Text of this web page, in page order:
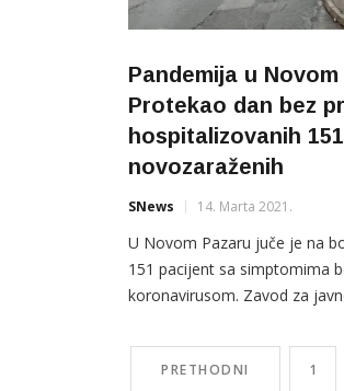
Pandemija u Novom
Protekao dan bez
hospitalizovanih
novozaraženih
SNews 14. Marta 2021.
U Novom Pazaru juče je na
151 pacijent sa simptomima
koronavirusom. Zavod za
2 nova slučaja zaraze
koji su na današnji dan Štabu
PRETHODNI 1